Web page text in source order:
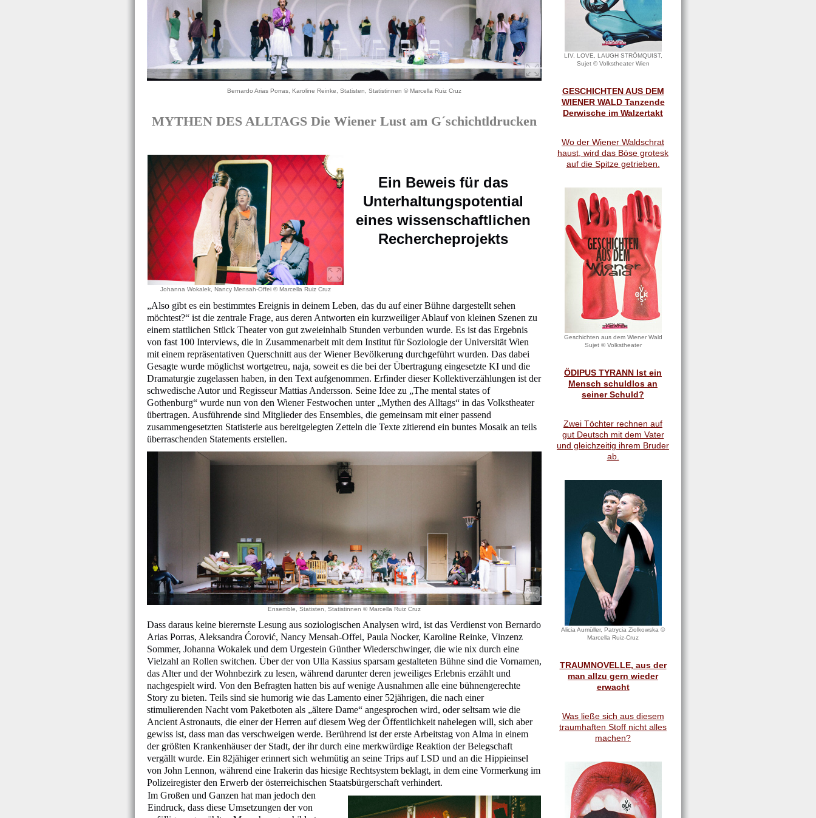
LIV, LOVE, LAUGH STRÖMQUIST,
Sujet © Volkstheater Wien
GESCHICHTEN AUS DEM
WIENER WALD Tanzende
Derwische im Walzertakt
Wo der Wiener Waldschrat
haust, wird das Böse grotesk
auf die Spitze getrieben.
Geschichten aus dem Wiener Wald
Sujet © Volkstheater
ÖDIPUS TYRANN Ist ein
Mensch schuldlos an
seiner Schuld?
Zwei Töchter rechnen auf
gut Deutsch mit dem Vater
und gleichzeitig ihrem Bruder
ab.
Alicia Aumüller, Patrycia Ziolkowska ©
Marcella Ruiz-Cruz
TRAUMNOVELLE, aus der
man allzu gern wieder
erwacht
Was ließe sich aus diesem
traumhaften Stoff nicht alles
machen?
Bernardo Arias Porras, Karoline Reinke, Statisten, Statistinnen © Marcella Ruiz Cruz
MYTHEN DES ALLTAGS Die Wiener Lust am G´schichtldrucken
Johanna Wokalek, Nancy Mensah-Offei © Marcella Ruiz Cruz
Ein Beweis für das
Unterhaltungspotential
eines wissenschaftlichen
Rechercheprojekts
„Also gibt es ein bestimmtes Ereignis in deinem Leben, das du auf einer Bühne dargestellt sehen
möchtest?“ ist die zentrale Frage, aus deren Antworten ein kurzweiliger Ablauf von kleinen Szenen zu
einem stattlichen Stück Theater von gut zweieinhalb Stunden verbunden wurde. Es ist das Ergebnis
von fast 100 Interviews, die in Zusammenarbeit mit dem Institut für Soziologie der Universität Wien
mit einem repräsentativen Querschnitt aus der Wiener Bevölkerung durchgeführt wurden. Das dabei
Gesagte wurde möglichst wortgetreu, naja, soweit es die bei der Übertragung eingesetzte KI und die
Dramaturgie zugelassen haben, in den Text aufgenommen. Erfinder dieser Kollektiverzählungen ist der
schwedische Autor und Regisseur Mattias Andersson. Seine Idee zu „The mental states of
Gothenburg“ wurde nun von den Wiener Festwochen unter „Mythen des Alltags“ in das Volkstheater
übertragen. Ausführende sind Mitglieder des Ensembles, die gemeinsam mit einer passend
zusammengesetzten Statisterie aus bereitgelegten Zetteln die Texte zitierend ein buntes Mosaik an teils
überraschenden Statements erstellen.
Ensemble, Statisten, Statistinnen © Marcella Ruiz Cruz
Dass daraus keine bierernste Lesung aus soziologischen Analysen wird, ist das Verdienst von Bernardo
Arias Porras, Aleksandra Ćorović, Nancy Mensah-Offei, Paula Nocker, Karoline Reinke, Vinzenz
Sommer, Johanna Wokalek und dem Urgestein Günther Wiederschwinger, die wie nix durch eine
Vielzahl an Rollen switchen. Über der von Ulla Kassius sparsam gestalteten Bühne sind die Vornamen,
das Alter und der Wohnbezirk zu lesen, während darunter deren jeweiliges Erlebnis erzählt und
nachgespielt wird. Von den Befragten hatten bis auf wenige Ausnahmen alle eine bühnengerechte
Story zu bieten. Teils sind sie humorig wie das Lamento einer 52jährigen, die nach einer
stimulierenden Nacht vom Paketboten als „ältere Dame“ angesprochen wird, oder seltsam wie die
Ancient Astronauts, die einer der Herren auf diesem Weg der Öffentlichkeit nahelegen will, sich aber
gewiss ist, dass man das verschweigen werde. Berührend ist der erste Arbeitstag von Alma in einem
der größten Krankenhäuser der Stadt, der ihr durch eine merkwürdige Reaktion der Belegschaft
vergällt wurde. Ein 82jähiger erinnert sich wehmütig an seine Trips auf LSD und an die Hippieinsel
von John Lennon, während eine Irakerin das hiesige Rechtsystem beklagt, in dem eine Vormerkung im
Polizeiregister den Erwerb der österreichischen Staatsbürgerschaft verhindert.
Im Großen und Ganzen hat man jedoch den
Eindruck, dass diese Umsetzungen der von